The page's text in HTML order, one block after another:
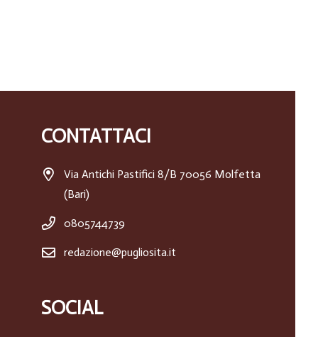
CONTATTACI
Via Antichi Pastifici 8/B 70056 Molfetta
(Bari)
0805744739
redazione@pugliosita.it
SOCIAL